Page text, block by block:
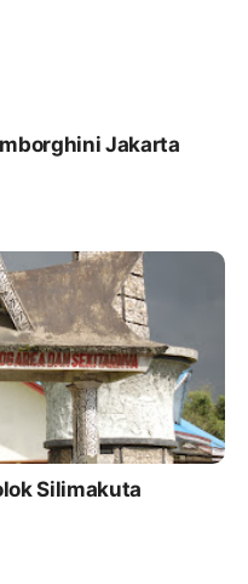
Jakarta
Silimakuta